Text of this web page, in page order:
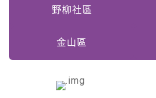
野柳社區
金山區